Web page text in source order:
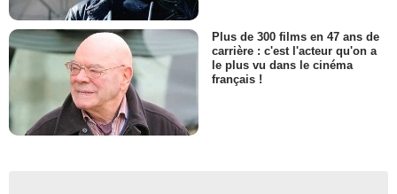
Plus de 300 films en 47 ans de
carrière : c'est l'acteur qu'on a
le plus vu dans le cinéma
français !